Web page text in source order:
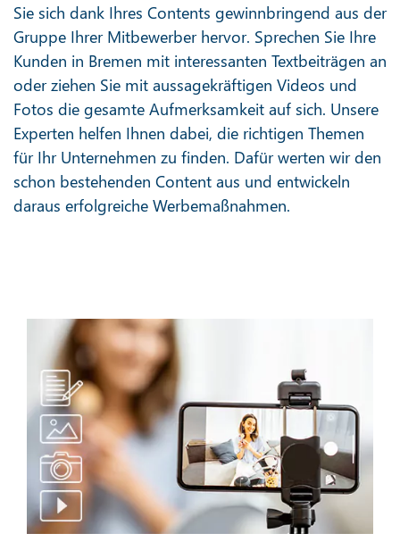
Sie sich dank Ihres Contents gewinnbringend aus der
Gruppe Ihrer Mitbewerber hervor. Sprechen Sie Ihre
Kunden in Bremen mit interessanten Textbeiträgen an
oder ziehen Sie mit aussagekräftigen Videos und
Fotos die gesamte Aufmerksamkeit auf sich. Unsere
Experten helfen Ihnen dabei, die richtigen Themen
für Ihr Unternehmen zu finden. Dafür werten wir den
schon bestehenden Content aus und entwickeln
daraus erfolgreiche Werbemaßnahmen.